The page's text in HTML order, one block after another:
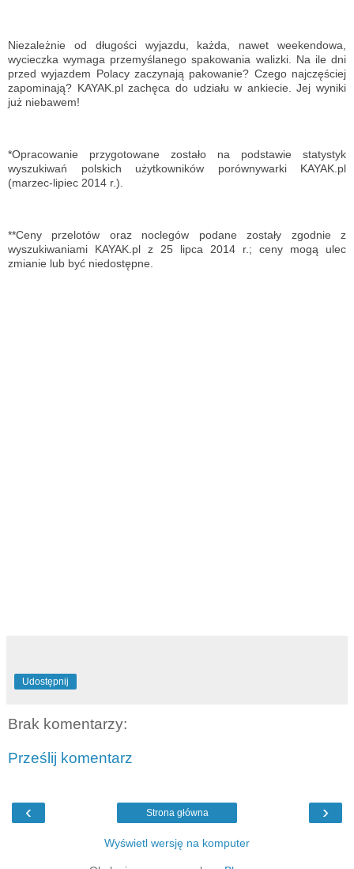
Niezależnie od długości wyjazdu, każda, nawet weekendowa,
wycieczka wymaga przemyślanego spakowania walizki. Na ile dni
przed wyjazdem Polacy zaczynają pakowanie? Czego najczęściej
zapominają? KAYAK.pl zachęca do udziału w ankiecie. Jej wyniki
już niebawem!
*Opracowanie przygotowane zostało na podstawie statystyk
wyszukiwań polskich użytkowników porównywarki KAYAK.pl
(marzec-lipiec 2014 r.).
**Ceny przelotów oraz noclegów podane zostały zgodnie z
wyszukiwaniami KAYAK.pl z 25 lipca 2014 r.; ceny mogą ulec
zmianie lub być niedostępne.
Udostępnij
Brak komentarzy:
Prześlij komentarz
‹ ›
Strona główna
Wyświetl wersję na komputer